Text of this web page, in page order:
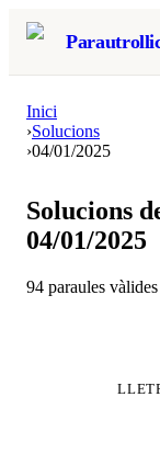
Inici
›Solucions
›04/01/2025
Solucions
04/01/2025
94 paraules vàlides